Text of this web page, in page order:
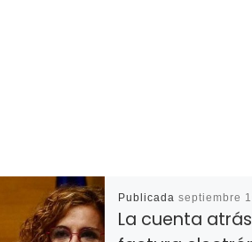
Publicada septiembre
La cuenta